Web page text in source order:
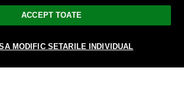
Vezi varianta Desktop
| Toate drepturile rezervate.
ACCEPT TOATE
MODIFIC SETARILE INDIVIDUAL